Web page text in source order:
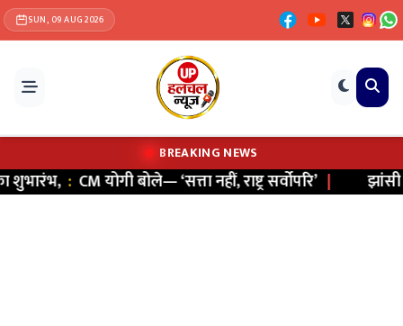
SUN, 09 AUG 2026
BREAKING NEWS
:CM योगी बोले— ‘सत्ता नहीं, राष्ट्र सर्वोपरि’ | झांसी में